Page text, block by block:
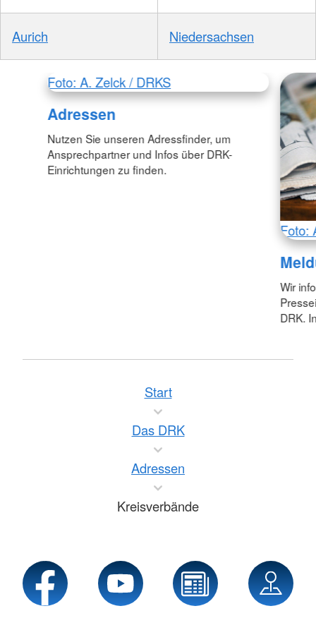
Aurich Niedersachsen
Foto: A. Zelck / DRKS
Adressen
Nutzen Sie unseren Adressfinder, um
Ansprechpartner und Infos über DRK-
Einrichtungen zu finden.
Foto:
Wir
DRK.
Start
Das DRK
Adressen
Kreisverbände